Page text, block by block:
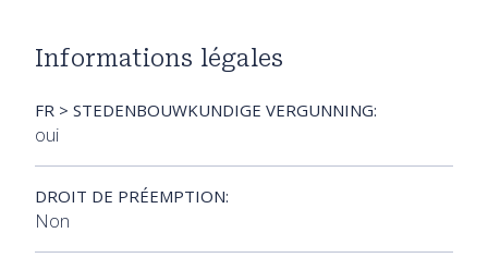
Informations légales
FR > STEDENBOUWKUNDIGE VERGUNNING:
oui
DROIT DE PRÉEMPTION:
Non